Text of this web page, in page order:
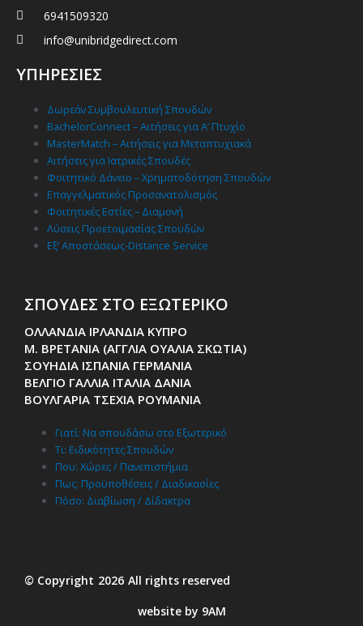
6941509320
info@unibridgedirect.com
ΥΠΗΡΕΣΙΕΣ
Δωρεάν Συμβουλευτική Σπουδών
BachelorConnect – Αιτήσεις για Α’ Πτυχίο
MasterMatch – Αιτήσεις για Μεταπτυχιακά
Αιτήσεις για Ιατρικές Σπουδές
Φοιτητικό Δάνειο – Χρηματοδότηση Σπουδών
Επαγγελματικός Προσανατολισμός
Φοιτητικές Εστίες – Διαμονή
Λύσεις Προετοιμασίας Σπουδών
Εξ’ Αποστάσεως-Distance Service
ΣΠΟΥΔΕΣ ΣΤΟ ΕΞΩΤΕΡΙΚΟ
ΟΛΛΑΝΔΙΑ ΙΡΛΑΝΔΙΑ ΚΥΠΡΟ
Μ. ΒΡΕΤΑΝΙΑ (ΑΓΓΛΙΑ ΟΥΑΛΙΑ ΣΚΩΤΙΑ)
ΣΟΥΗΔΙΑ ΙΣΠΑΝΙΑ ΓΕΡΜΑΝΙΑ
ΒΕΛΓΙΟ ΓΑΛΛΙΑ ΙΤΑΛΙΑ ΔΑΝΙΑ
ΒΟΥΛΓΑΡΙΑ ΤΣΕΧΙΑ ΡΟΥΜΑΝΙΑ
Γιατί: Nα σπουδάσω στο Εξωτερικό
Τι: Ειδικότητες Σπουδών
Που: Χώρες / Πανεπιστήμια
Πως: Προϋποθέσεις / Διαδικασίες
Πόσο: Διαβίωση / Δίδακτρα
© Copyright 2026 All rights reserved
website by 9AM